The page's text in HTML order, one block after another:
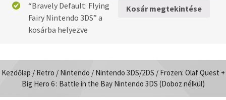
Kosár megtekintése
“Bravely Default: Flying
Fairy Nintendo 3DS” a
kosárba helyezve
Kezdőlap / Retro / Nintendo / Nintendo 3DS/2DS / Frozen: Olaf Quest +
Big Hero 6 : Battle in the Bay Nintendo 3DS (Doboz nélkül)